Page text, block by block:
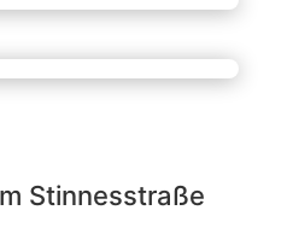
Stinnesstraße